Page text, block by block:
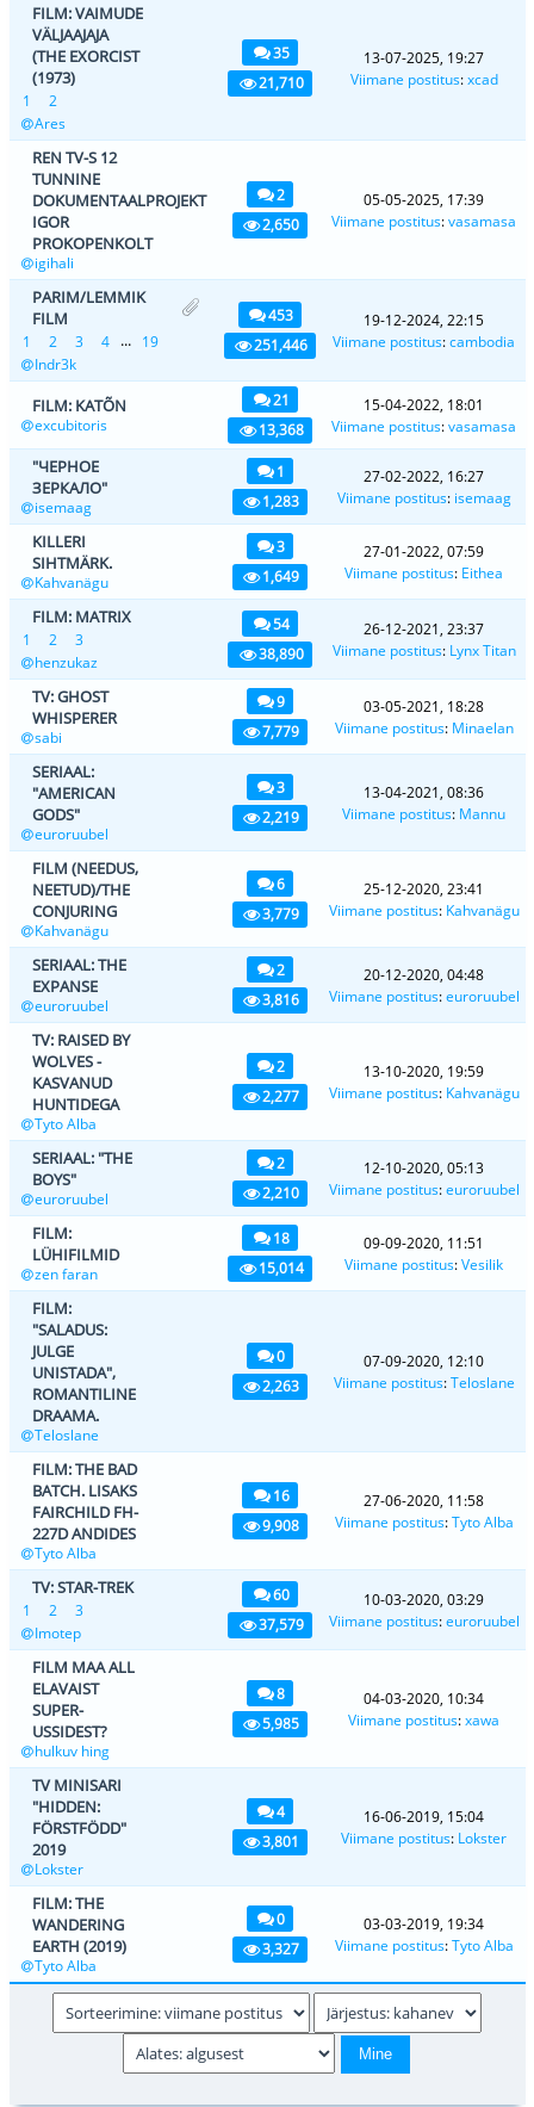
FILM: VAIMUDE
VÄLJAAJAJA
(THE EXORCIST
(1973)
1
2
Ares
35
21,710
13-07-2025, 19:27
Viimane postitus:xcad
REN TV-S 12
TUNNINE
DOKUMENTAALPROJEKT
IGOR
PROKOPENKOLT
igihali
2
2,650
05-05-2025, 17:39
Viimane postitus:vasamasa
PARIM/LEMMIK
FILM
1 2 3 4 ... 19
Indr3k
453
251,446
19-12-2024, 22:15
Viimane postitus:cambodia
FILM: KATÕN
excubitoris
21
13,368
15-04-2022, 18:01
Viimane postitus:vasamasa
"ЧЕРНОЕ
ЗЕРКАЛО"
isemaag
1
1,283
27-02-2022, 16:27
Viimane postitus: isemaag
KILLERI
SIHTMÄRK.
Kahvanägu
3
1,649
27-01-2022, 07:59
Viimane postitus: Eithea
FILM: MATRIX
1 2
3
henzukaz
54
38,890
26-12-2021, 23:37
Viimane postitus: Lynx Titan
TV: GHOST
WHISPERER
sabi
9
7,779
03-05-2021, 18:28
Viimane postitus: Minaelan
SERIAAL:
"AMERICAN
GODS"
euroruubel
3
2,219
13-04-2021, 08:36
Viimane postitus: Mannu
FILM (NEEDUS,
NEETUD)/THE
CONJURING
Kahvanägu
6
3,779
25-12-2020, 23:41
Viimane postitus: Kahvanägu
SERIAAL: THE
EXPANSE
euroruubel
2
3,816
20-12-2020, 04:48
Viimane postitus:euroruubel
TV: RAISED BY
WOLVES -
KASVANUD
HUNTIDEGA
Tyto Alba
2
2,277
13-10-2020, 19:59
Viimane postitus: Kahvanägu
SERIAAL: "THE
BOYS"
euroruubel
2
2,210
12-10-2020, 05:13
Viimane postitus:euroruubel
FILM:
LÜHIFILMID
zen faran
18
15,014
09-09-2020, 11:51
Viimane postitus:Vesilik
FILM:
"SALADUS:
JULGE
UNISTADA",
ROMANTILINE
DRAAMA.
Teloslane
0
2,263
07-09-2020, 12:10
Viimane postitus:Teloslane
FILM: THE BAD
BATCH. LISAKS
FAIRCHILD FH-
227D ANDIDES
Tyto Alba
16
9,908
27-06-2020, 11:58
Viimane postitus:Tyto Alba
TV: STAR-TREK
1 2
3
Imotep
60
37,579
10-03-2020, 03:29
Viimane postitus:euroruubel
FILM MAA ALL
ELAVAIST
SUPER-
USSIDEST?
hulkuv hing
8
5,985
04-03-2020, 10:34
Viimane postitus:xawa
TV MINISARI
"HIDDEN:
FÖRSTFÖDD"
2019
Lokster
4
3,801
16-06-2019, 15:04
Viimane postitus: Lokster
FILM: THE
WANDERING
EARTH (2019)
Tyto Alba
0
3,327
03-03-2019, 19:34
Viimane postitus:Tyto Alba